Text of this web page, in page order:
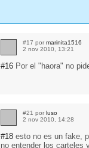
#17 por marinita1516
2 nov 2010, 13:21
#16 Por el "haora" no
#21 por luso
2 nov 2010, 14:28
#18 esto no es un fake,
no entender los carteles